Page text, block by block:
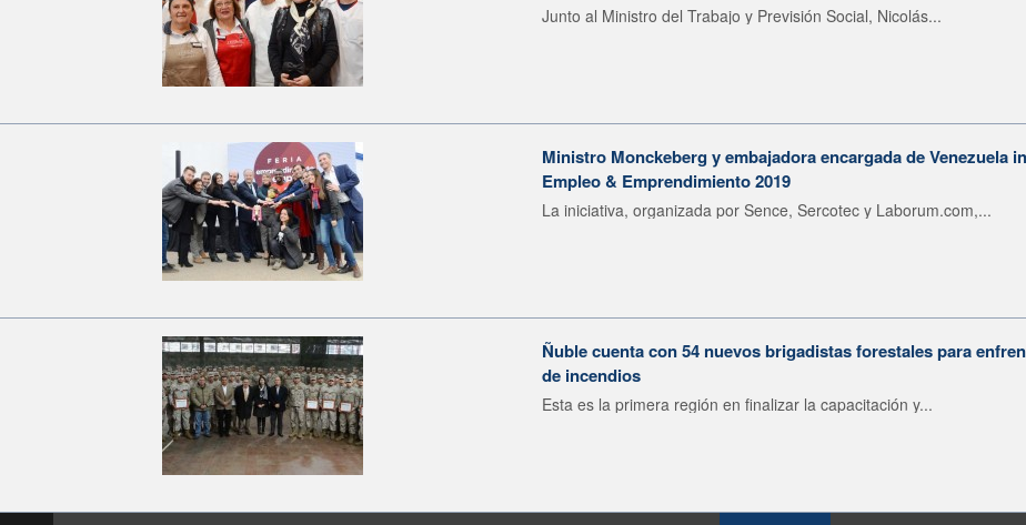
Junto al Ministro del Trabajo y Previsión Social, Nicolás...
Ministro Monckeberg y embajadora encargada de Venezuela
Empleo & Emprendimiento 2019
La iniciativa, organizada por Sence, Sercotec y Laborum.com,...
Ñuble cuenta con 54 nuevos brigadistas forestales para
de incendios
Esta es la primera región en finalizar la capacitación y...